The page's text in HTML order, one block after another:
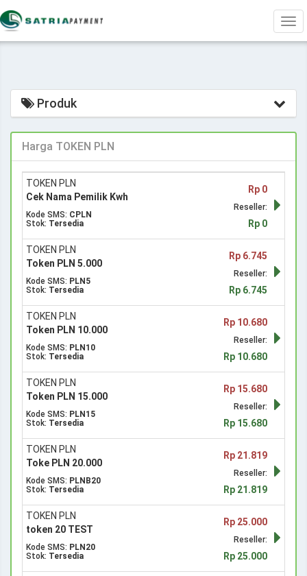
Produk
Harga TOKEN PLN
TOKEN PLN
Cek Nama Pemilik Kwh
Kode SMS: CPLN
Stok: Tersedia
Rp 0
Reseller:
Rp 0
TOKEN PLN
Token PLN 5.000
Kode SMS: PLN5
Stok: Tersedia
Rp 6.745
Reseller:
Rp 6.745
TOKEN PLN
Token PLN 10.000
Kode SMS: PLN10
Stok: Tersedia
Rp 10.680
Reseller:
Rp 10.680
TOKEN PLN
Token PLN 15.000
Kode SMS: PLN15
Stok: Tersedia
Rp 15.680
Reseller:
Rp 15.680
TOKEN PLN
Toke PLN 20.000
Kode SMS: PLNB20
Stok: Tersedia
Rp 21.819
Reseller:
Rp 21.819
TOKEN PLN
token 20 TEST
Kode SMS: PLN20
Stok: Tersedia
Rp 25.000
Reseller:
Rp 25.000